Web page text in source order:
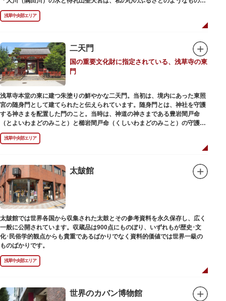
だ」（『東京の情景「大川と待乳山聖天宮」』より）と記しており、小説の
舞台にも待乳山や近くの今戸、橋場などをたびたび登場させています。
浅草中央部エリア
二天門
国の重要文化財に指定されている、浅草寺の東
門
浅草寺本堂の東に建つ朱塗りの鮮やかな二天門。当初は、境内にあった東照
宮の随身門として建てられたと伝えられています。随身門とは、神社を守護
する神さまを配置した門のこと。当時は、神道の神さまである豊岩間戸命
（とよいわまどのみこと）と櫛岩間戸命（くしいわまどのみこと）の守護神
像が左右に祀られていました。
しかし、1868年（明治元年）に明治政府が発令した神仏分離令により、仏教
寺院である浅草寺には、この2柱の神さまの像を祀ることができなくなりま
鶴岡八幡宮にあった仏教の守護神である広目天（こうもくてん）と持国天
（じこくてん）の像を二天門に安置。これに伴い、正式名称が随身門から二
天門に変更されました。
その後、第二次世界大戦により2柱の像は焼失。現在は、上野の寛永寺（か
んえいじ）の四代将軍徳川家綱霊廟にあった持国天と増長天（ぞうちょうて
ん）の像が祀られています。持国天と増長天は、四天王と呼ばれる仏さまと
して知られていますが、四天王は仏教の守護神であることから武装した姿。
どちらも、鎌倉時代以降に流行した複数の木材を組み合わせる技法「寄木
造」により造られています。
浅草中央部エリア
太皷館
太皷館では世界各国から収集された太鼓とその参考資料を永久保存し、広く
一般に公開されています。収蔵品は900点にものぼり、いずれもが歴史･文
化･民俗学的観点からも貴重であるばかりでなく資料的価値では世界一級の
ものばかりです。
浅草中央部エリア
世界のカバン博物館